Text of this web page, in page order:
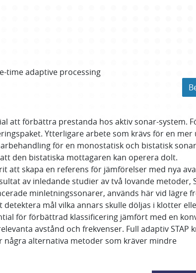
time adaptive processing
att förbättra prestanda hos aktiv sonar-system.
Ytterligare arbete som krävs för en
för en monostatisk och bistatisk
den bistatiska mottagaren kan operera dolt.
att skapa en referens för jämförelser med nya
av inledande studier av två lovande metoder,
minletningssonarer, används här vid lägre
mål vilka annars skulle döljas i klotter
för förbättrad klassificering jämfört med en
avstånd och frekvenser. Full adaptiv STAP
alternativa metoder som kräver mindre